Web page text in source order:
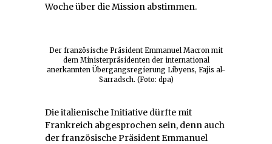
Woche über die Mission abstimmen.
Der französische Präsident Emmanuel Macron mit
dem Ministerpräsidenten der international
anerkannten Übergangsregierung Libyens, Fajis al-
Sarradsch. (Foto: dpa)
Die italienische Initiative dürfte mit
Frankreich abgesprochen sein, denn auch
der französische Präsident Emmanuel